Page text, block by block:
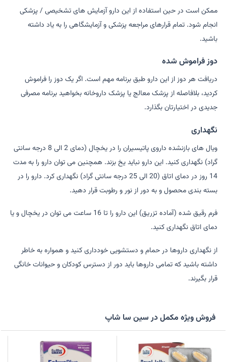
ممکن است در حین استفاده از این دارو آزمایش های تشخیصی / پزشکی
انجام شود. تمام قرارهای مراجعه پزشکی و آزمایشگاهی را به یاد داشته
باشید.
دوز فراموش شده
دریافت هر دوز از این دارو طبق برنامه مهم است. اگر یک دوز را فراموش
کردید، بلافاصله از پزشک معالج یا پزشک داروخانه بخواهید برنامه مصرفی
جدیدی در اختیارتان بگذارد.
نگهداری
ویال های بازنشده داروی پاتیسیران را در یخچال (دمای 2 الی 8 درجه سانتی
گراد) نگهداری کنید. این دارو نباید یخ بزند. همچنین می توان دارو را به مدت
14 روز در دمای اتاق (20 الی 25 درجه سانتی گراد) نگهداری کرد. دارو را در
بسته بندی محصول و به دور از نور و رطوبت قرار دهید.
فرم رقیق شده (آماده تزریق) این دارو را تا 16 ساعت می توان در یخچال و یا
دمای اتاق نگهداری کنید.
از نگهداری داروها در حمام و دستشویی خودداری کنید و همواره به خاطر
داشته باشید که تمامی داروها باید دور از دسترس کودکان و حیوانات خانگی
قرار بگیرند.
فروش ویژه مکمل در سین سا شاپ